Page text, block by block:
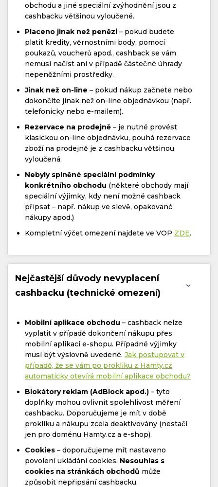
obchodu a jiné speciální zvýhodnění jsou z
cashbacku většinou vyloučené.
Placeno jinak než penězi – pokud budete
platit kredity, věrnostními body, pomocí
poukazů, voucherů apod., cashback se vám
nemusí načíst ani v případě částečné úhrady
nepeněžními prostředky.
Jinak než on-line – pokud nákup začnete nebo
dokončíte jinak než on-line objednávkou (např.
telefonicky nebo e-mailem).
Rezervace na prodejně – je nutné provést
klasickou on-line objednávku, pouhá rezervace
zboží na prodejně je z cashbacku většinou
vyloučená.
Nebyly splněné speciální podmínky
konkrétního obchodu (některé obchody mají
speciální výjimky, kdy není možné cashback
připsat – např. nákup ve slevě, opakované
nákupy apod.)
Kompletní výčet omezení najdete ve VOP ZDE.
Nejčastější důvody nevyplacení
cashbacku (technické omezení)
Mobilní aplikace obchodu – cashback nelze
vyplatit v případě dokončení nákupu přes
mobilní aplikaci e-shopu. Případné výjimky
musí být výslovně uvedené. Jak postupovat v
případě, že se vám po prokliku z Hamty.cz
automaticky otevírá mobilní aplikace obchodu?
Blokátory reklam (AdBlock apod.) – tyto
doplňky mohou ovlivnit spolehlivost měření
cashbacku. Doporučujeme je mít v době
prokliku a nákupu zcela deaktivovány (nestačí
jen pro doménu Hamty.cz a e-shop).
Cookies – doporučujeme mít nastaveno
povolení ukládání cookies. Nesouhlas s
cookies na stránkách obchodů může
způsobit nepřipsání cashbacku.